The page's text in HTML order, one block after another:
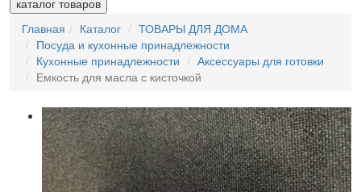
каталог товаров
Главная
Каталог
ТОВАРЫ ДЛЯ ДОМА
Посуда и кухонные принадлежности
Кухонные принадлежности
Аксессуары для готовки
Емкость для масла с кисточкой